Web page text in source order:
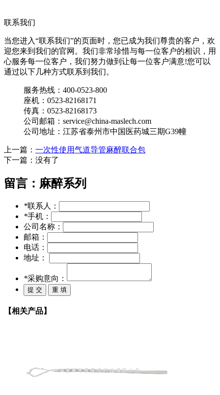
联系我们
当您进入“联系我们”的页面时，您已成为我们尊贵的客户，欢
迎您来到我们的官网。我们非常珍惜与每一位客户的相识，用
心服务每一位客户，我们努力做到让每一位客户满意!您可以
通过以下几种方式联系到我们。
服务热线：400-0523-800
座机：0523-82168171
传真：0523-82168173
公司邮箱：service@china-maslech.com
公司地址：江苏省泰州市中国医药城三期G39幢
上一篇： 一次性使用气道导管麻醉联合包
下一篇：没有了
留言： 麻醉系列
*联系人：
*手机：
公司名称：
邮箱：
电话：
地址：
*采购意向：
【相关产品】